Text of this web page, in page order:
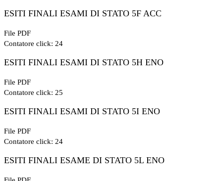
ESITI FINALI ESAMI DI STATO 5F ACC
File PDF
Contatore click: 24
ESITI FINALI ESAMI DI STATO 5H ENO
File PDF
Contatore click: 25
ESITI FINALI ESAMI DI STATO 5I ENO
File PDF
Contatore click: 24
ESITI FINALI ESAME DI STATO 5L ENO